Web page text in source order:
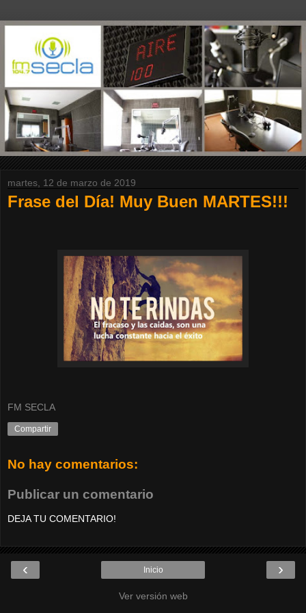
martes, 12 de marzo de 2019
Frase del Día! Muy Buen MARTES!!!
FM SECLA
Compartir
No hay comentarios:
Publicar un comentario
DEJA TU COMENTARIO!
‹ ›
Inicio
Ver versión web